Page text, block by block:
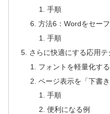
手順
方法6：Wordをセー
手順
さらに快適にする応用テ
フォントを軽量化する
ページ表示を「下書
手順
便利になる例